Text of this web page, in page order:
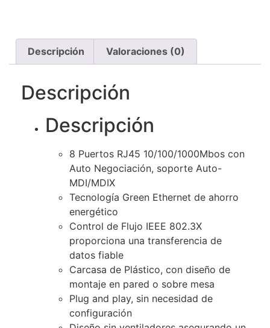
Descripción Valoraciones (0)
Descripción
Descripción
8 Puertos RJ45 10/100/1000Mbos con
Auto Negociación, soporte Auto-
MDI/MDIX
Tecnología Green Ethernet de ahorro
energético
Control de Flujo IEEE 802.3X
proporciona una transferencia de
datos fiable
Carcasa de Plástico, con diseño de
montaje en pared o sobre mesa
Plug and play, sin necesidad de
configuración